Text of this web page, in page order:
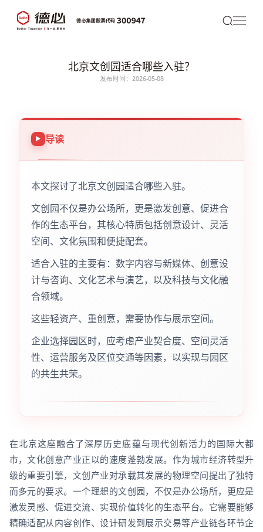
北京文创园适合哪些入驻？
发布时间：2026-05-08
导读
本文探讨了北京文创园适合哪些入驻。
文创园不仅是办公场所，更是激发创意、促进合
作的生态平台，其核心特质包括创意设计、灵活
空间、文化氛围和便捷配套。
适合入驻的主要有：数字内容与新媒体、创意设
计与咨询、文化艺术与演艺，以及科技与文化融
合领域。
这些轻资产、重创意，需要协作与展示空间。
企业选择园区时，应考虑产业契合度、空间灵活
性、运营服务及区位交通等因素，以实现与园区
的共生共荣。
在北京这座融合了深厚历史底蕴与现代创新活力的国际大都
市，文化创意产业正以的速度蓬勃发展。作为城市经济转型升
级的重要引擎，文创产业对承载其发展的物理空间提出了独特
而多元的要求。一个理想的文创园，不仅是办公场所，更应是
激发灵感、促进交流、实现价值转化的生态平台。它需要能够
精确适配从内容创作、设计研发到展示交易等产业链各环节企